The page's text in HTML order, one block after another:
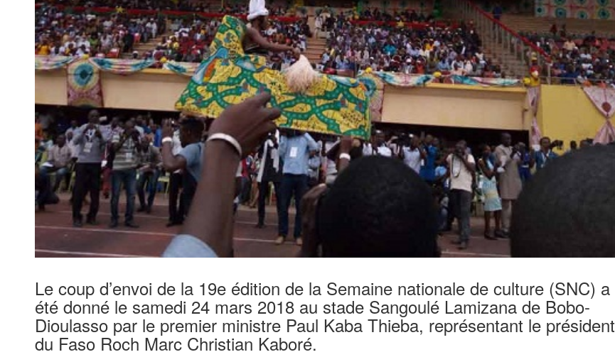
Le coup d’envoi de la 19e édition de la Semaine nationale de culture (SNC) a
été donné le samedi 24 mars 2018 au stade Sangoulé Lamizana de Bobo-
Dioulasso par le premier ministre Paul Kaba Thieba, représentant le président
du Faso Roch Marc Christian Kaboré.